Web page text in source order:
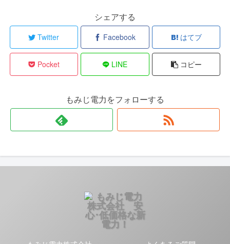
シェアする
Twitter Facebook はてブ
Pocket LINE コピー
もみじ電力をフォローする